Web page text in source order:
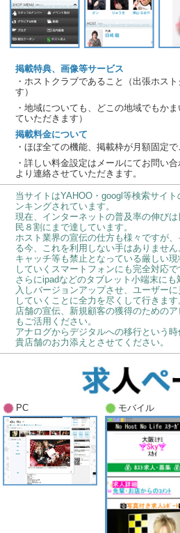
掲載特典、画像等サービス
・ホストクラブであること（出張ホス
す）
・地域についても、どこの地域でもか
ていただきます）
掲載料金について
・ほぼ全ての機能、掲載枠が月額固定
・詳しい料金設定はメールにてお問い
より連絡させていただきます。
当サイトはYAHOO・googl等検索サイ
ンキングされています。
現在、インターネットの普及率の伸び
民８割にまで達しています。
ホスト業界の宣伝の仕方も様々ですが
る今、これを利用しない手はありません
キャッチ等も禁止となっている厳しい
していくスマートフォンにも完全対応で
さらにipadなどのタブレット小端末に
入しバージョンアップさせ、ユーザー
していくことに全力を尽くして行きます
店舗の宣伝、新規顧客の獲得のための
もご活用ください。
アナログからデジタルへの移行という
貴店舗のお力添えとさせてください。
PC モバイル